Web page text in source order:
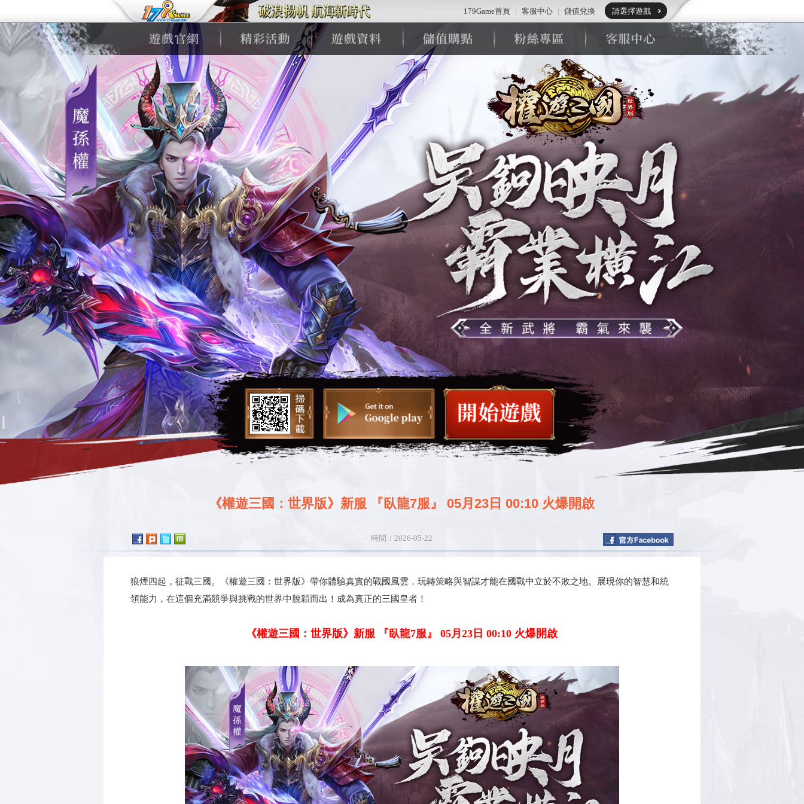
179Game首頁 | 客服中心 | 儲值兌換 請選擇遊戲
《權遊三國：世界版》新服 『臥龍7服』 05月23日 00:10 火爆開啟
時間：2026-05-22
狼煙四起，征戰三國。《權遊三國：世界版》帶你體驗真實的戰國風雲，玩轉策略與智謀才能在國戰中立於不敗之地。展現你的智慧和統
領能力，在這個充滿競爭與挑戰的世界中脫穎而出！成為真正的三國皇者！
《權遊三國：世界版》新服 『臥龍7服』 05月23日 00:10 火爆開啟